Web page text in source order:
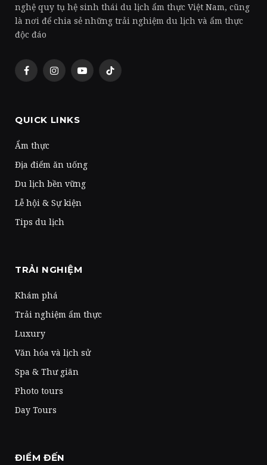
nghệ quy tụ hệ sinh thái du lịch ẩm thực Việt Nam, cũng
là nơi để chia sẻ những trải nghiệm du lịch và ẩm thực
độc đáo
FacebookInstagramYouTubeTikTok
QUICK LINKS
Ẩm thực
Địa điểm ăn uống
Du lịch bền vững
Lễ hội & Sự kiện
Tips du lịch
TRẢI NGHIỆM
Khám phá
Trải nghiệm ẩm thực
Luxury
Văn hóa và lịch sử
Spa & Thư giãn
Photo tours
Day Tours
ĐIỂM ĐẾN